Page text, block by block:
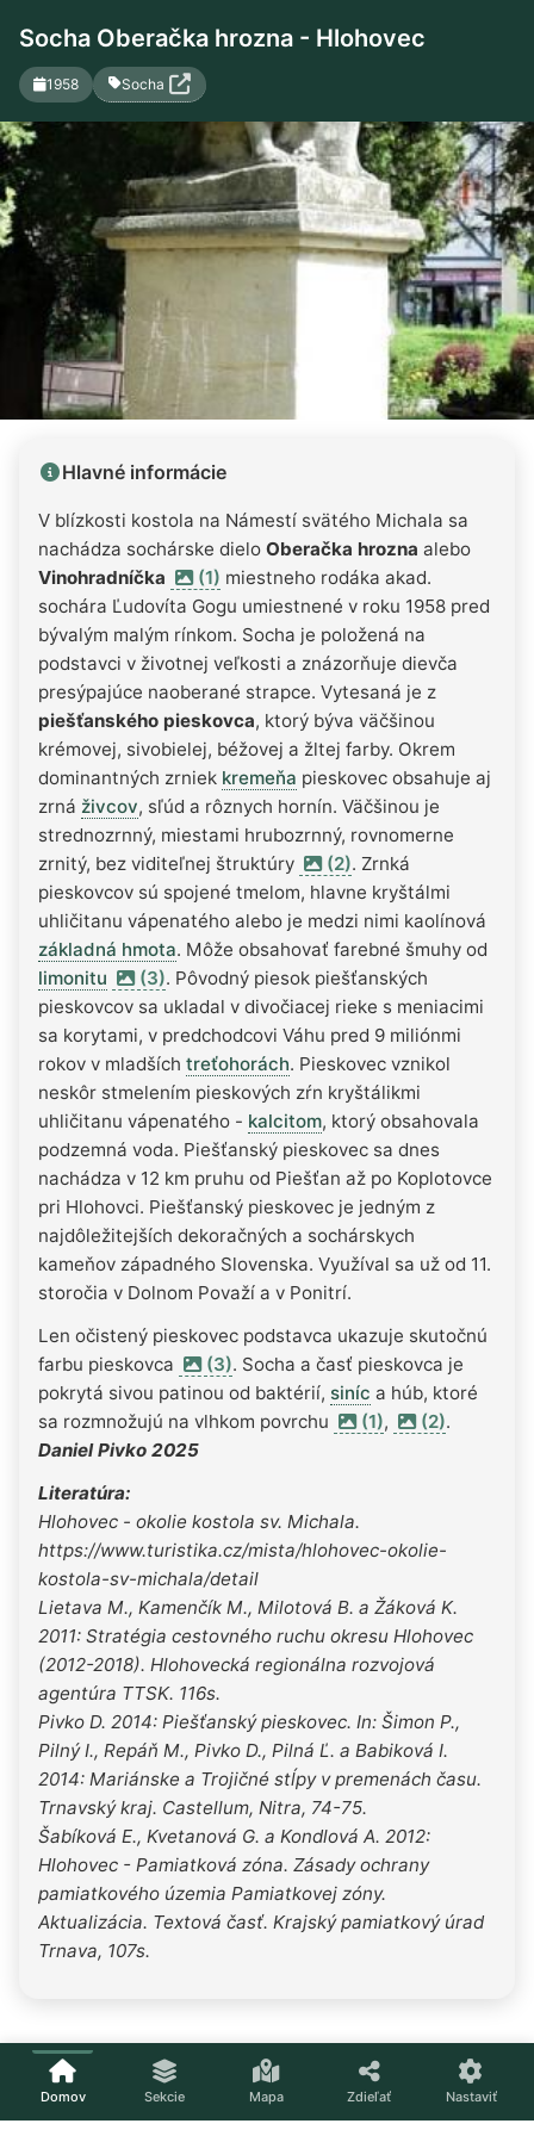
Socha Oberačka hrozna - Hlohovec
1958 Socha
Hlavné informácie
V blízkosti kostola na Námestí svätého Michala sa
nachádza sochárske dielo Oberačka hrozna alebo
Vinohradníčka
(1) miestneho rodáka akad.
sochára Ľudovíta Gogu umiestnené v roku 1958 pred
bývalým malým rínkom. Socha je položená na
podstavci v životnej veľkosti a znázorňuje dievča
presýpajúce naoberané strapce. Vytesaná je z
piešťanského pieskovca, ktorý býva väčšinou
krémovej, sivobielej, béžovej a žltej farby. Okrem
dominantných zrniek kremeňa pieskovec obsahuje aj
zrná živcov, sľúd a rôznych hornín. Väčšinou je
strednozrnný, miestami hrubozrnný, rovnomerne
zrnitý, bez viditeľnej štruktúry
(2). Zrnká
pieskovcov sú spojené tmelom, hlavne kryštálmi
uhličitanu vápenatého alebo je medzi nimi kaolínová
základná hmota. Môže obsahovať farebné šmuhy od
limonitu
(3). Pôvodný piesok piešťanských
pieskovcov sa ukladal v divočiacej rieke s meniacimi
sa korytami, v predchodcovi Váhu pred 9 miliónmi
rokov v mladších treťohorách. Pieskovec vznikol
neskôr stmelením pieskových zŕn kryštálikmi
uhličitanu vápenatého - kalcitom, ktorý obsahovala
podzemná voda. Piešťanský pieskovec sa dnes
nachádza v 12 km pruhu od Piešťan až po Koplotovce
pri Hlohovci. Piešťanský pieskovec je jedným z
najdôležitejších dekoračných a sochárskych
kameňov západného Slovenska. Využíval sa už od 11.
storočia v Dolnom Považí a v Ponitrí.
Len očistený pieskovec podstavca ukazuje skutočnú
farbu pieskovca
(3). Socha a časť pieskovca je
pokrytá sivou patinou od baktérií, siníc a húb, ktoré
sa rozmnožujú na vlhkom povrchu
(1), (2).
Daniel Pivko 2025
Literatúra:
Hlohovec - okolie kostola sv. Michala.
https://www.turistika.cz/mista/hlohovec-okolie-
kostola-sv-michala/detail
Lietava M., Kamenčík M., Milotová B. a Žáková K.
2011: Stratégia cestovného ruchu okresu Hlohovec
(2012-2018). Hlohovecká regionálna rozvojová
agentúra TTSK. 116s.
Pivko D. 2014: Piešťanský pieskovec. In: Šimon P.,
Pilný I., Repáň M., Pivko D., Pilná Ľ. a Babiková I.
2014: Mariánske a Trojičné stĺpy v premenách času.
Trnavský kraj. Castellum, Nitra, 74-75.
Šabíková E., Kvetanová G. a Kondlová A. 2012:
Hlohovec - Pamiatková zóna. Zásady ochrany
pamiatkového územia Pamiatkovej zóny.
Aktualizácia. Textová časť. Krajský pamiatkový úrad
Trnava, 107s.
Domov Sekcie Mapa Zdieľať Nastaviť